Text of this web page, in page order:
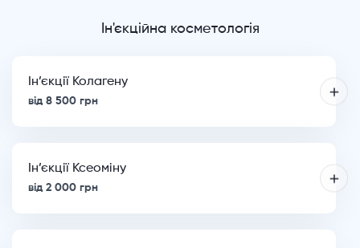
Ін'єкційна косметологія
Ін’єкції Колагену
від 8 500 грн
Ін’єкції Ксеоміну
від 2 000 грн